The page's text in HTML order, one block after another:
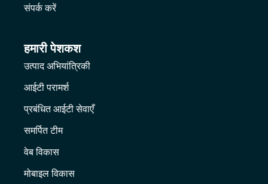
संपर्क करें
हमारी पेशकश
उत्पाद अभियांत्रिकी
आईटी परामर्श
प्रबंधित आईटी सेवाएँ
समर्पित टीम
वेब विकास
मोबाइल विकास